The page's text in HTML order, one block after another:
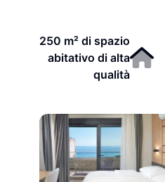
250 m² di spazio
abitativo di alta
qualità